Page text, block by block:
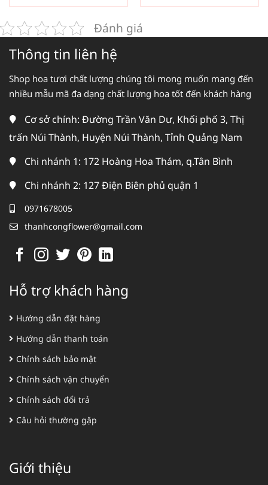
Đánh giá
Thông tin liên hệ
Shop hoa tươi chất lượng chúng tôi mong muốn mang đến
nhiều mẫu mã đa dạng chất lượng hoa tốt đến khách hàng
Cơ sở chính: Đường Trần Văn Dư, Khối phố 3, Thị
trấn Núi Thành, Huyện Núi Thành, Tỉnh Quảng Nam
Chi nhánh 1: 172 Hoàng Hoa Thám, q.Tân Bình
Chi nhánh 2: 127 Điện Biên phủ quận 1
0971678005
thanhcongflower@gmail.com
Hỗ trợ khách hàng
Hướng dẫn đặt hàng
Hướng dẫn thanh toán
Chính sách bảo mật
Chính sách vận chuyển
Chính sách đổi trả
Câu hỏi thường gặp
Giới thiệu